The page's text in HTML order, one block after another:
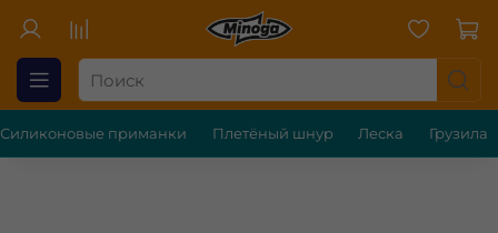
Силиконовые приманки Плетёный шнур Леска Грузила